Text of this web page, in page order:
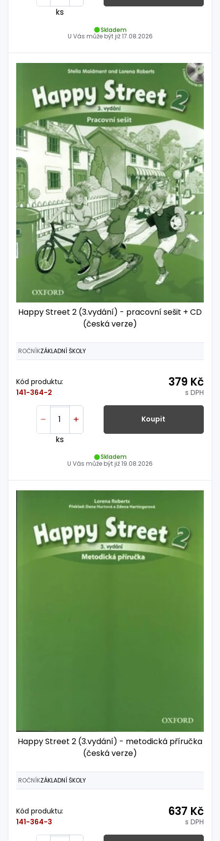
ks
Skladem
U Vás může být již17.08.2026
Happy Street 2 (3.vydání) - pracovní sešit + CD
(česká verze)
ROČNÍKZÁKLADNÍ ŠKOLY
Kód produktu:
141-364-2
379 Kč
s DPH
ks
Koupit
Skladem
U Vás může být již19.08.2026
Happy Street 2 (3.vydání) - metodická příručka
(česká verze)
ROČNÍKZÁKLADNÍ ŠKOLY
Kód produktu:
141-364-3
637 Kč
s DPH